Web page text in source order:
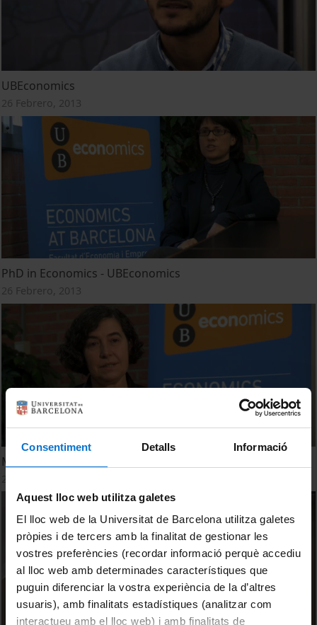
Consentiment Detalls Informació
Aquest lloc web utilitza galetes
El lloc web de la Universitat de Barcelona utilitza galetes
pròpies i de tercers amb la finalitat de gestionar les
vostres preferències (recordar informació perquè accediu
al lloc web amb determinades característiques que
puguin diferenciar la vostra experiència de la d’altres
usuaris), amb finalitats estadístiques (analitzar com
interactueu amb el lloc web) i amb finalitats de
UBEconomics
26 Febrero, 2013
PhD in Economics - UBEconomics
26 Febrero, 2013
Master in Economics - UBEconomics